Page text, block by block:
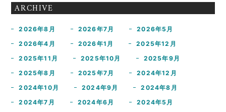
ARCHIVE
2026年8月 2026年7月
2026年5月
2026年4月
2026年1月
2025年12月
2025年11月
2025年10月
2025年9月
2025年8月
2025年7月
2024年12月
2024年10月
2024年9月
2024年8月
2024年7月
2024年6月
2024年5月